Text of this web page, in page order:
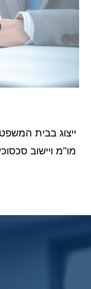
ייצוג בבית
מו"מ ויישוב